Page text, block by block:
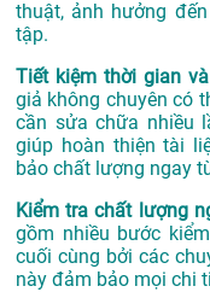
thuật, ảnh hưởng
tập.
Tiết kiệm thời gian
giả không chuyên có
cần sửa chữa nhiều
giúp hoàn thiện tài
bảo chất lượng ngay
Kiểm tra chất lượng
gồm nhiều bước
cuối cùng bởi các
này đảm bảo mọi chi